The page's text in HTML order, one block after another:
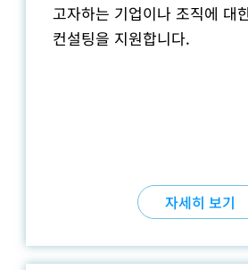
고자하는 기업이나 조직에 대
컨설팅을 지원합니다.
자세히 보기